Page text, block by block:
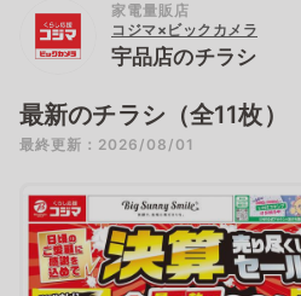
家電量販店
コジマ×ビックカメラ
宇品店のチラシ
最新のチラシ（全11枚）
最終更新：2026/08/01